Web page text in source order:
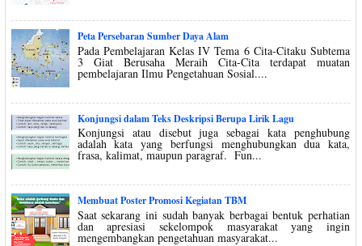
Peta Persebaran Sumber Daya Alam
Pada Pembelajaran Kelas IV Tema 6 Cita-Citaku Subtema
3 Giat Berusaha Meraih Cita-Cita terdapat muatan
pembelajaran Ilmu Pengetahuan Sosial....
Konjungsi dalam Teks Deskripsi Berupa Lirik Lagu
Konjungsi atau disebut juga sebagai kata penghubung
adalah kata yang berfungsi menghubungkan dua kata,
frasa, kalimat, maupun paragraf. Fun...
Membuat Poster Promosi Kegiatan TBM
Saat sekarang ini sudah banyak berbagai bentuk perhatian
dan apresiasi sekelompok masyarakat yang ingin
mengembangkan pengetahuan masyarakat...